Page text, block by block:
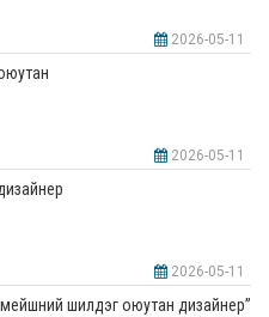
2026-05-11
2026-05-11
2026-05-11
шилдэг оюутан дизайнер”